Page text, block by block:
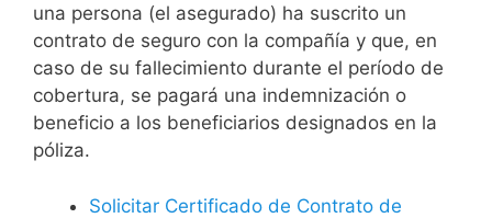
una persona (el asegurado) ha suscrito un
contrato de seguro con la compañía y que, en
caso de su fallecimiento durante el período de
cobertura, se pagará una indemnización o
beneficio a los beneficiarios designados en la
póliza.
Solicitar Certificado de Contrato de